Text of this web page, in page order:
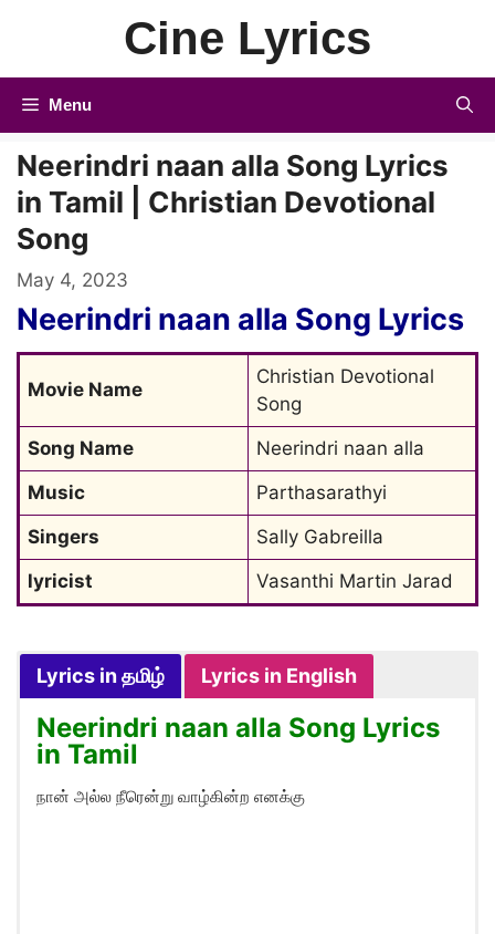
Cine Lyrics
Menu
Neerindri naan alla Song Lyrics
in Tamil | Christian Devotional
Song
May 4, 2023
Neerindri naan alla Song Lyrics
Movie Name
Christian Devotional
Song
Song Name
Neerindri naan alla
Music
Parthasarathyi
Singers
Sally Gabreilla
lyricist
Vasanthi Martin Jarad
Lyrics in தமிழ் Lyrics in English
Neerindri naan alla Song Lyrics
in Tamil
நான் அல்ல நீரென்று வாழ்கின்ற எனக்கு